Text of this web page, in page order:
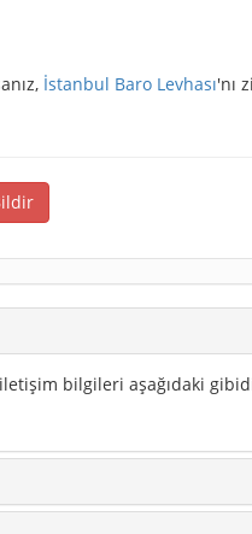
İstanbul Baro Levhası'nı
bilgileri aşağıdaki